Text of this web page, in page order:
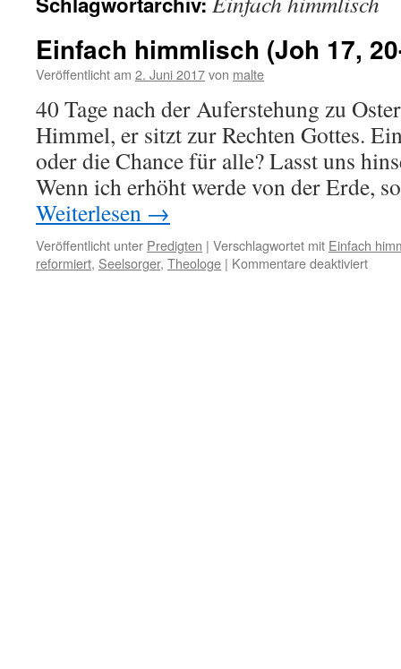
Einfach himmlisch (Joh 17,
Veröffentlicht am 2. Juni 2017von malte
40 Tage nach der Auferstehung zu
Himmel, er sitzt zur Rechten Gottes.
oder die Chance für alle? Lasst uns
Wenn ich erhöht werde von der Erde,
Weiterlesen →
Veröffentlicht unter Predigten | Verschlagwortet mit Einfach
reformiert, Seelsorger, Theologe | Kommentare deaktiviertfür